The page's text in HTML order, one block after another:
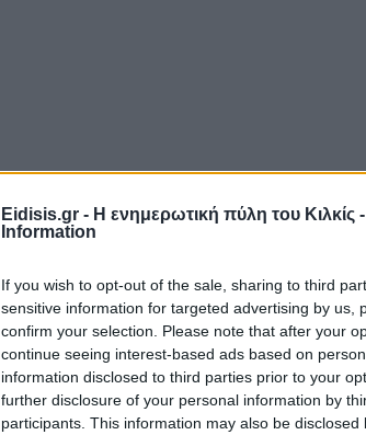
Eidisis.gr - Η ενημερωτική πύλη του Κιλκίς -
Information
If you wish to opt-out of the sale, sharing to third
sensitive information for targeted advertising by us,
confirm your selection. Please note that after your
continue seeing interest-based ads based on
information disclosed to third parties prior to your
further disclosure of your personal information by
participants. This information may also be